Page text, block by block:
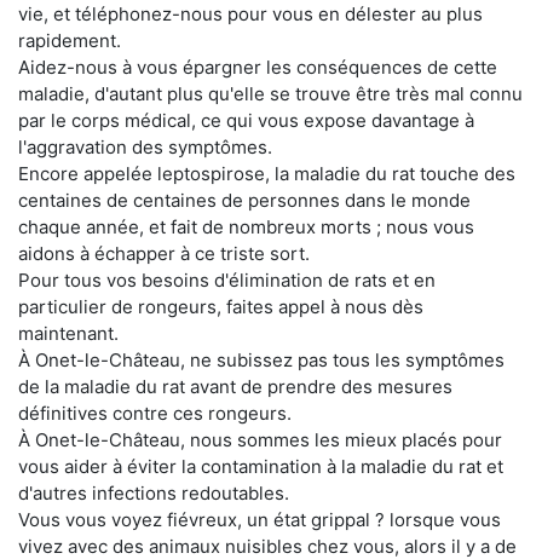
vie, et téléphonez-nous pour vous en délester au plus
rapidement.
Aidez-nous à vous épargner les conséquences de cette
maladie, d'autant plus qu'elle se trouve être très mal connu
par le corps médical, ce qui vous expose davantage à
l'aggravation des symptômes.
Encore appelée leptospirose, la maladie du rat touche des
centaines de centaines de personnes dans le monde
chaque année, et fait de nombreux morts ; nous vous
aidons à échapper à ce triste sort.
Pour tous vos besoins d'élimination de rats et en
particulier de rongeurs, faites appel à nous dès
maintenant.
À Onet-le-Château, ne subissez pas tous les symptômes
de la maladie du rat avant de prendre des mesures
définitives contre ces rongeurs.
À Onet-le-Château, nous sommes les mieux placés pour
vous aider à éviter la contamination à la maladie du rat et
d'autres infections redoutables.
Vous vous voyez fiévreux, un état grippal ? lorsque vous
vivez avec des animaux nuisibles chez vous, alors il y a de